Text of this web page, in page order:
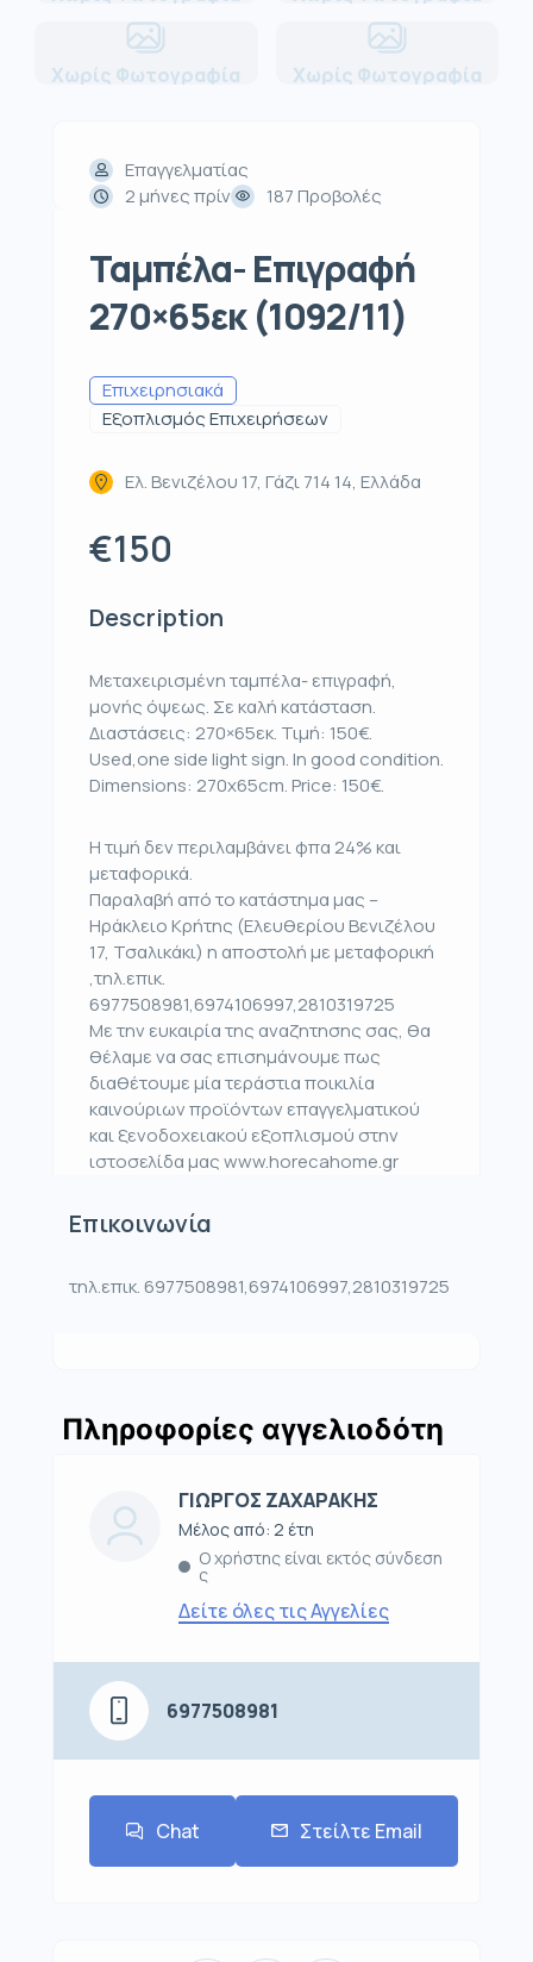
Χωρίς Φωτογραφία Χωρίς Φωτογραφία
Επαγγελματίας
2 μήνες πρίν
187 Προβολές
Ταμπέλα- Επιγραφή
270×65εκ (1092/11)
Επιχειρησιακά
Εξοπλισμός Επιχειρήσεων
Ελ. Βενιζέλου 17, Γάζι 714 14, Ελλάδα
€150
Description
Μεταχειρισμένη ταμπέλα- επιγραφή,
μονής όψεως. Σε καλή κατάσταση.
Διαστάσεις: 270×65εκ. Τιμή: 150€.
Used,one side light sign. In good condition.
Dimensions: 270x65cm. Price: 150€.
Η τιμή δεν περιλαμβάνει φπα 24% και
μεταφορικά.
Παραλαβή από το κατάστημα μας –
Ηράκλειο Κρήτης (Ελευθερίου Βενιζέλου
17, Τσαλικάκι) η αποστολή με μεταφορική
,τηλ.επικ.
6977508981,6974106997,2810319725
Με την ευκαιρία της αναζητησης σας, θα
θέλαμε να σας επισημάνουμε πως
διαθέτουμε μία τεράστια ποικιλία
καινούριων προϊόντων επαγγελματικού
και ξενοδοχειακού εξοπλισμού στην
ιστοσελίδα μας www.horecahome.gr
Επικοινωνία
τηλ.επικ. 6977508981,6974106997,2810319725
Πληροφορίες αγγελιοδότη
ΓΙΩΡΓΟΣ ΖΑΧΑΡΑΚΗΣ
Μέλος από: 2 έτη
Ο χρήστης είναι εκτός σύνδεση
ς
Δείτε όλες τις Αγγελίες
6977508981
Chat Στείλτε Email